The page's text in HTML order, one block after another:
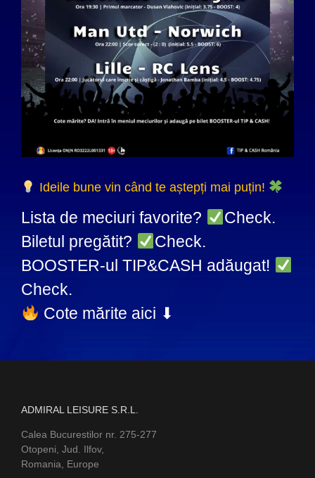
Ideile bune vin când te aștepți mai puțin!
Lista de meciuri favorite?
Check.
Biletul pregătit?
Check.
BOOSTER-ul TIP&CASH adăugat!
Check.
Cote mărite aici ⬇
ADMIRAL LEISURE S.R.L.
Calea Bucurestilor nr. 275-277
Otopeni, Jud. Ilfov,
Romania, Europe